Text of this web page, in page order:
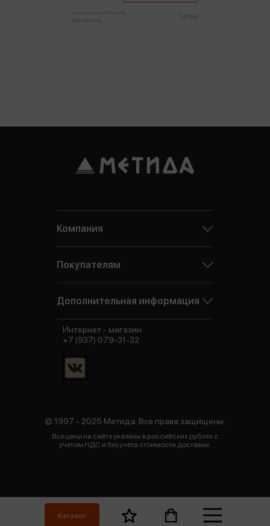
Каталог
Компания
Покупателям
Дополнительная информация
© 1997 - 2025 Метида. Все права защищены.
Все цены на сайте указаны в российских рублях с
учетом НДС и без учета стоимости доставки.
Интернет - магазин:
+7 (937) 079-31-32